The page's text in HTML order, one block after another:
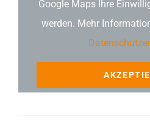
Google Maps Ihre
werden. Mehr